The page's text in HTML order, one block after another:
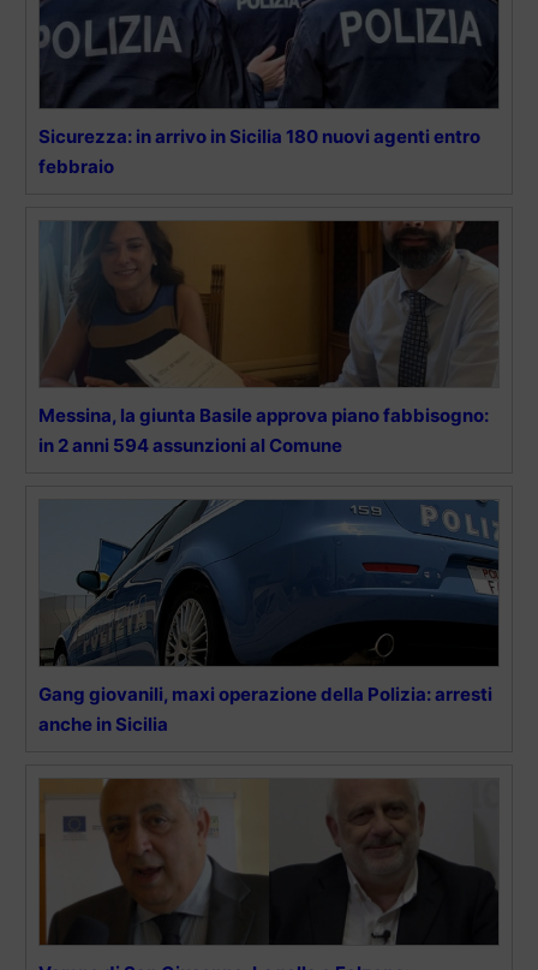
Sicurezza: in arrivo in Sicilia 180 nuovi agenti entro
febbraio
Messina, la giunta Basile approva piano fabbisogno:
in 2 anni 594 assunzioni al Comune
Gang giovanili, maxi operazione della Polizia: arresti
anche in Sicilia